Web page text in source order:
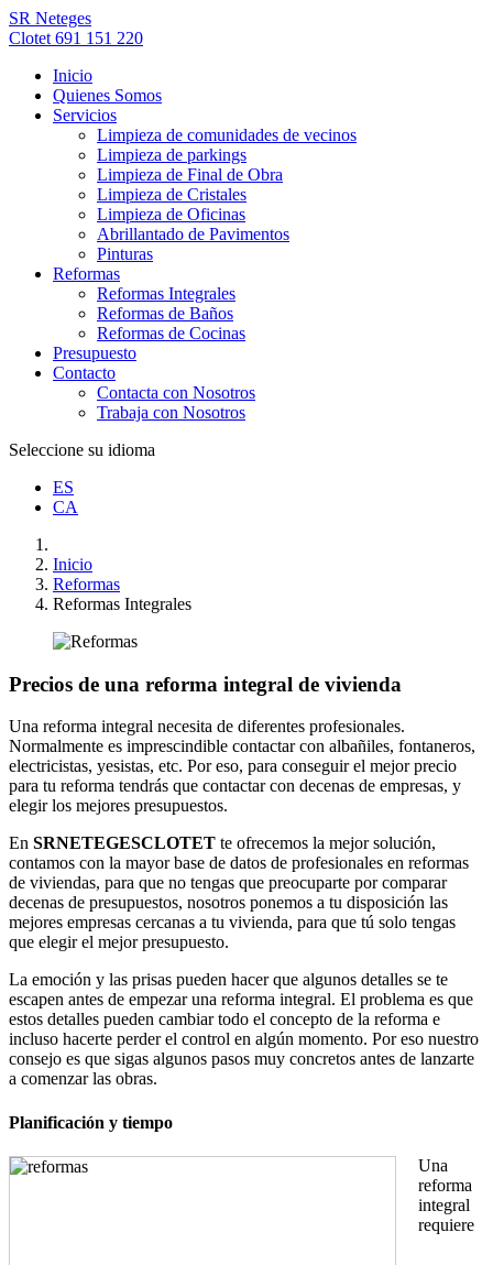
SR Neteges
Clotet 691 151 220
Inicio
Quienes Somos
Servicios
Limpieza de comunidades de vecinos
Limpieza de parkings
Limpieza de Final de Obra
Limpieza de Cristales
Limpieza de Oficinas
Abrillantado de Pavimentos
Pinturas
Reformas
Reformas Integrales
Reformas de Baños
Reformas de Cocinas
Presupuesto
Contacto
Contacta con Nosotros
Trabaja con Nosotros
Seleccione su idioma
ES
CA
Inicio
Reformas
Reformas Integrales
Precios de una reforma integral de vivienda
Una reforma integral necesita de diferentes profesionales.
Normalmente es imprescindible contactar con albañiles, fontaneros,
electricistas, yesistas, etc. Por eso, para conseguir el mejor precio
para tu reforma tendrás que contactar con decenas de empresas, y
elegir los mejores presupuestos.
En SRNETEGESCLOTET te ofrecemos la mejor solución,
contamos con la mayor base de datos de profesionales en reformas
de viviendas, para que no tengas que preocuparte por comparar
decenas de presupuestos, nosotros ponemos a tu disposición las
mejores empresas cercanas a tu vivienda, para que tú solo tengas
que elegir el mejor presupuesto.
La emoción y las prisas pueden hacer que algunos detalles se te
escapen antes de empezar una reforma integral. El problema es que
estos detalles pueden cambiar todo el concepto de la reforma e
incluso hacerte perder el control en algún momento. Por eso nuestro
consejo es que sigas algunos pasos muy concretos antes de lanzarte
a comenzar las obras.
Planificación y tiempo
Una
reforma
integral
requiere